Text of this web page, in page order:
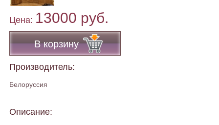
Цена: 13000 руб.
В корзину
Производитель:
Белоруссия
Описание: